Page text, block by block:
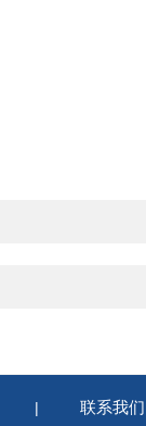
| 联系我们